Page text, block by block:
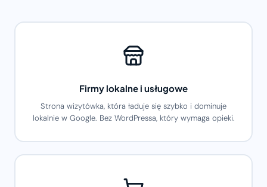
Firmy lokalne i usługowe
Strona wizytówka, która ładuje się szybko i dominuje
lokalnie w Google. Bez WordPressa, który wymaga opieki.